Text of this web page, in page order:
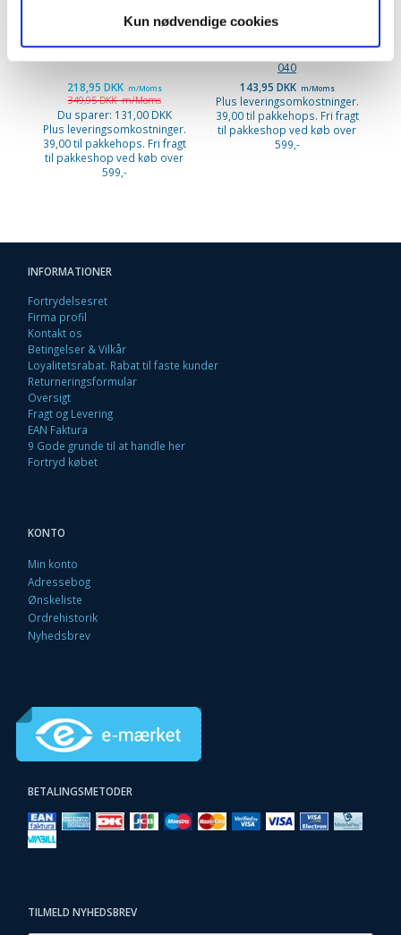
Kun nødvendige cookies
Select. Nilfisk Originalt
218,95 DKK m/Moms
349,95 DKKm/Moms
Du sparer: 131,00 DKK
Plus leveringsomkostninger.
39,00 til pakkehops. Fri fragt
til pakkeshop ved køb over
599,-
Originale Type: 140 7015
040
143,95 DKK m/Moms
Plus leveringsomkostninger.
39,00 til pakkehops. Fri fragt
til pakkeshop ved køb over
599,-
INFORMATIONER
Fortrydelsesret
Firma profil
Kontakt os
Betingelser & Vilkår
Loyalitetsrabat. Rabat til faste kunder
Returneringsformular
Oversigt
Fragt og Levering
EAN Faktura
9 Gode grunde til at handle her
Fortryd købet
KONTO
Min konto
Adressebog
Ønskeliste
Ordrehistorik
Nyhedsbrev
BETALINGSMETODER
TILMELD NYHEDSBREV